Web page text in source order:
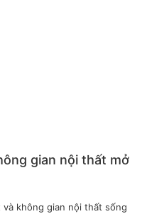
gian nội thất mở
không gian nội thất sống